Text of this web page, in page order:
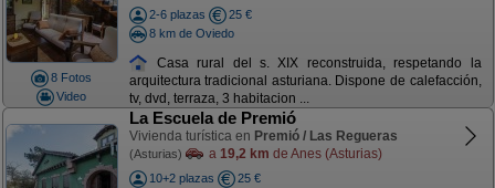
8 Fotos
Video
2-6 plazas
25 €
8 km de Oviedo
Casa rural del s. XIX reconstruida, respetando la
arquitectura tradicional asturiana. Dispone de calefacción,
tv, dvd, terraza, 3 habitacion ...
La Escuela de Premió
Vivienda turística en Premió / Las Regueras
(Asturias) a 19,2 km de Anes (Asturias)
10+2 plazas 25 €